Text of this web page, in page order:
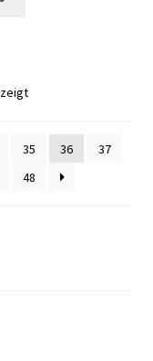
35 36
37
48